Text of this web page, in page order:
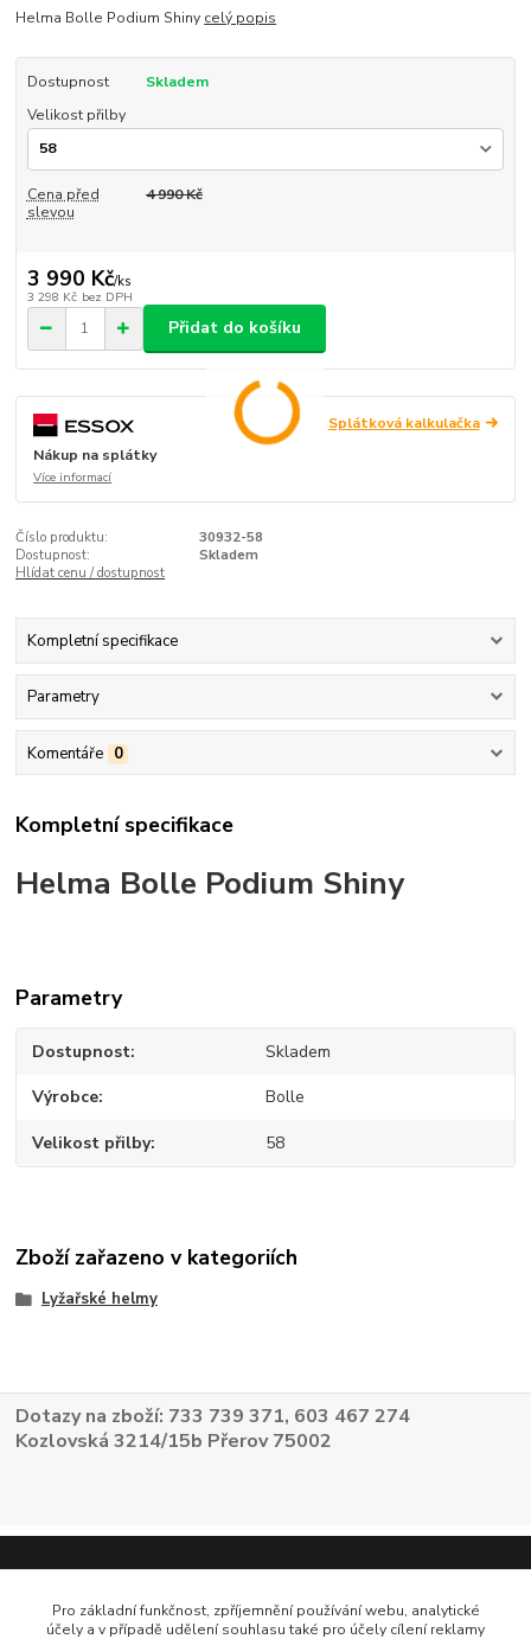
Helma Bolle Podium Shiny celý popis
Dostupnost
Skladem
Velikost přilby
Cena před
slevou
4 990 Kč
3 990 Kč/ks
3 298 Kč bez DPH
Přidat do košíku
Splátková kalkulačka
Nákup na splátky
Více informací
Číslo produktu:
30932-58
Dostupnost:
Skladem
Hlídat cenu / dostupnost
Kompletní specifikace
Parametry
Komentáře 0
Kompletní specifikace
Helma Bolle Podium Shiny
Parametry
Dostupnost Skladem
Výrobce Bolle
Velikost přilby 58
Zboží zařazeno v kategoriích
Lyžařské helmy
Dotazy na zboží: 733 739 371, 603 467 274
Kozlovská 3214/15b Přerov 75002
Pro základní funkčnost, zpříjemnění používání webu, analytické
účely a v případě udělení souhlasu také pro účely cílení reklamy